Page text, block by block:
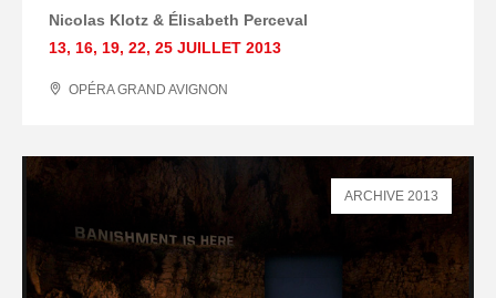
Nicolas Klotz & Élisabeth Perceval
13, 16, 19, 22, 25 JUILLET 2013
OPÉRA GRAND AVIGNON
ARCHIVE 2013